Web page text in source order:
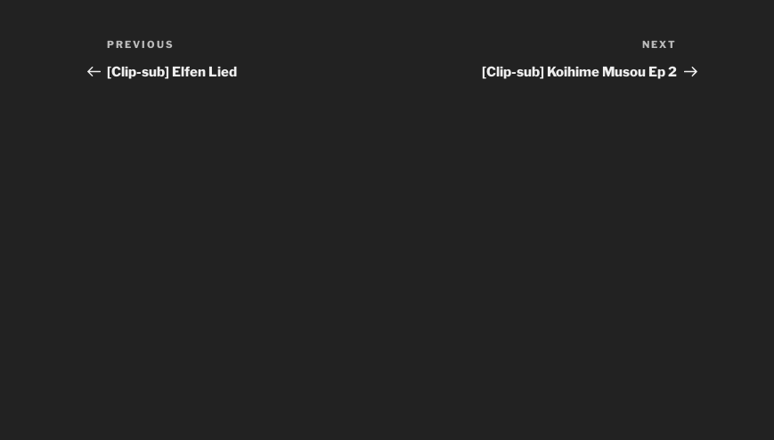
Post
navigation
Previous
Post
PREVIOUS
[Clip-sub] Elfen Lied
Post
NEXT
[Clip-sub] Koihime Musou Ep 2